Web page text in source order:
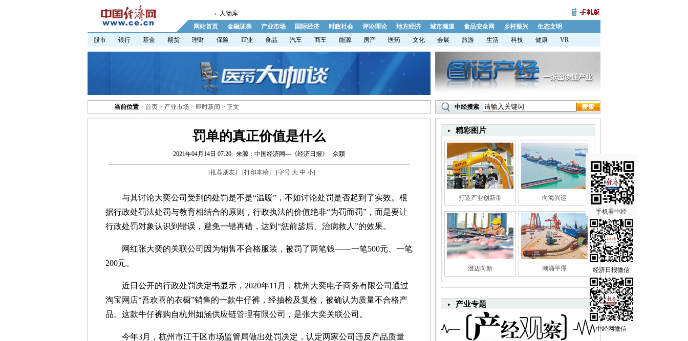
手机看中经
经济日报微信
中经网微信
人物库
网站首页
金融证券 产业市场 国际经济 时政社会 评论理论 地方经济 城市频道 食品安全网 乡村振兴
生态文明
股市
银行 基金 期货 理财 保险 IT业 食品 汽车 商车 能源 房产 医药 文化 会展 旅游 生活 科技 健康 VR
当前位置 首页 > 产业市场 > 即时新闻 > 正文 中经搜索
罚单的真正价值是什么
2021年04月14日 07:20 来源：中国经济网—《经济日报》 佘颖
[推荐朋友] [打印本稿] [字号 大 中 小]
与其讨论大奕公司受到的处罚是不是“温暖”，不如讨论处罚是否起到了实效。根
据行政处罚法处罚与教育相结合的原则，行政执法的价值绝非“为罚而罚”，而是要让
行政处罚对象认识到错误，避免一错再错，达到“惩前毖后、治病救人”的效果。
网红张大奕的关联公司因为销售不合格服装，被罚了两笔钱——一笔500元、一笔
200元。
近日公开的行政处罚决定书显示，2020年11月，杭州大奕电子商务有限公司通过
淘宝网店“吾欢喜的衣橱”销售的一款牛仔裤，经抽检及复检，被确认为质量不合格产
品。这款牛仔裤购自杭州如涵供应链管理有限公司，是张大奕关联公司。
今年3月，杭州市江干区市场监管局做出处罚决定，认定两家公司违反产品质量
精彩图片
打造产业创新带 向海兴运
澄迈向新 潮涌平潭
产业专题